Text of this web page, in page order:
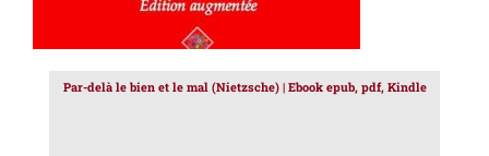
Par-delà le bien et le mal (Nietzsche) | Ebook epub, pdf, Kindle